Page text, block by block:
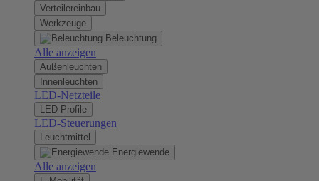
Verteilereinbau
Werkzeuge
Beleuchtung
Alle anzeigen
Außenleuchten
Innenleuchten
LED-Netzteile
LED-Profile
LED-Steuerungen
Leuchtmittel
Energiewende
Alle anzeigen